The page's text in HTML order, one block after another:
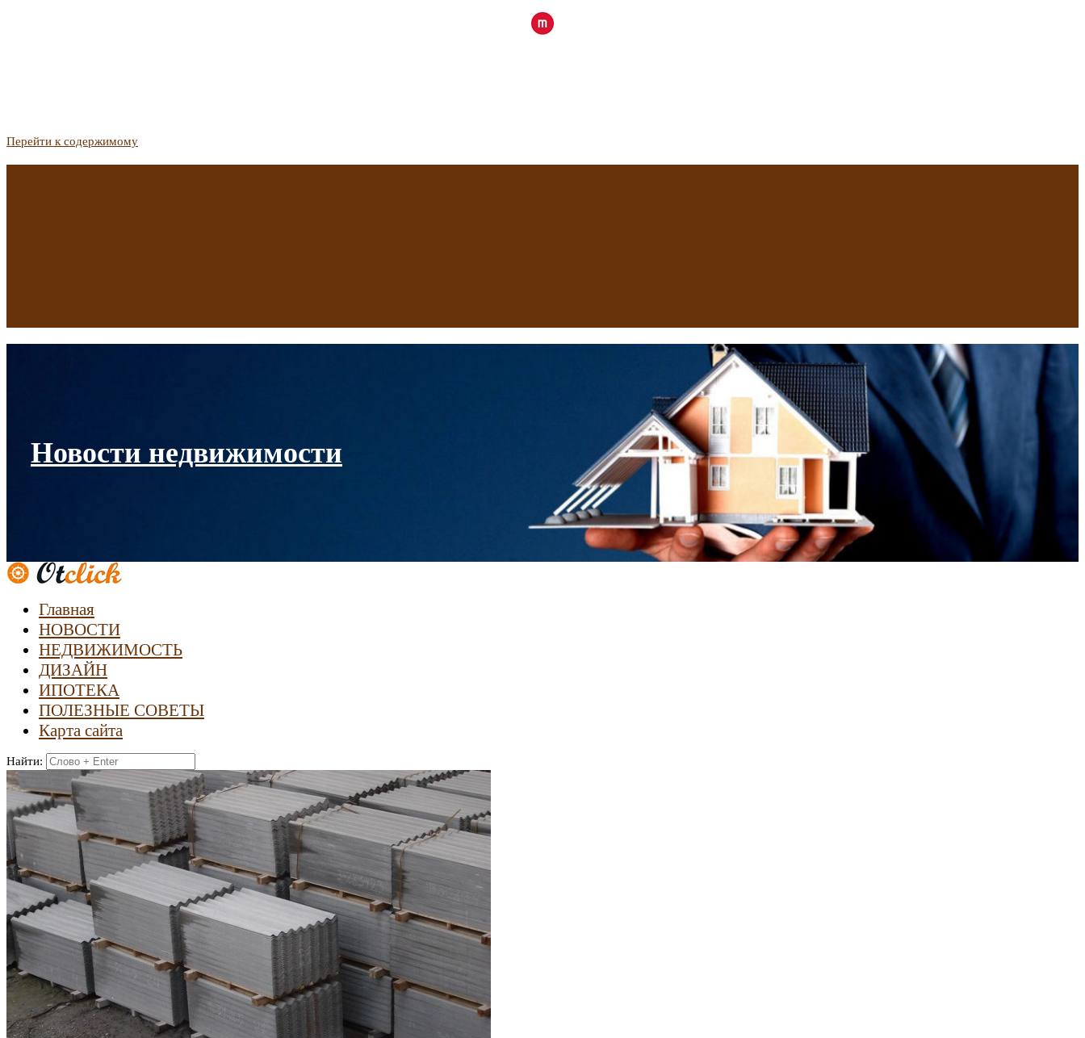
Перейти к содержимому
Новости недвижимости
Главная
НОВОСТИ
НЕДВИЖИМОСТЬ
ДИЗАЙН
ИПОТЕКА
ПОЛЕЗНЫЕ СОВЕТЫ
Карта сайта
Найти: